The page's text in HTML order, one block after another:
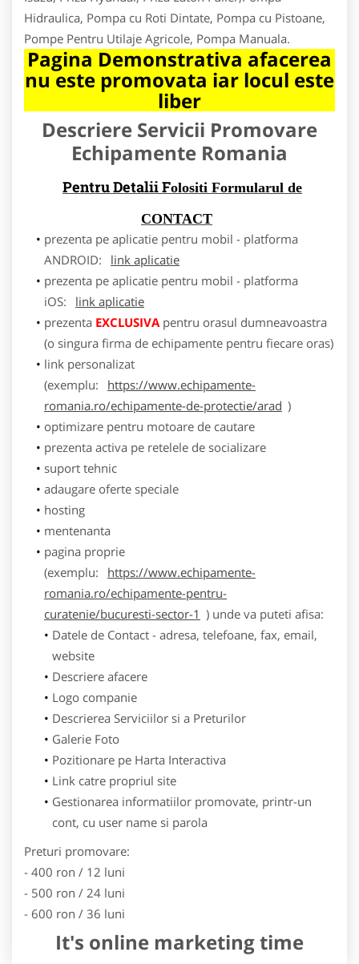
Hidraulica, Pompa cu Roti Dintate, Pompa cu Pistoane,
Pompe Pentru Utilaje Agricole, Pompa Manuala.
Pagina Demonstrativa afacerea
nu este promovata iar locul este
liber
Descriere Servicii Promovare
Echipamente Romania
Pentru Detalii Folositi Formularul de
CONTACT
prezenta pe aplicatie pentru mobil - platforma
ANDROID:
link aplicatie
prezenta pe aplicatie pentru mobil - platforma
iOS:
link aplicatie
prezenta EXCLUSIVApentru orasul dumneavoastra
(o singura firma de echipamente pentru fiecare oras)
link personalizat
(exemplu:
https://www.echipamente-
romania.ro/echipamente-de-protectie/arad )
optimizare pentru motoare de cautare
prezenta activa pe retelele de socializare
suport tehnic
adaugare oferte speciale
hosting
mentenanta
pagina proprie
(exemplu:
https://www.echipamente-
romania.ro/echipamente-pentru-
curatenie/bucuresti-sector-1 ) unde va puteti afisa:
Datele de Contact - adresa, telefoane, fax, email,
website
Descriere afacere
Logo companie
Descrierea Serviciilor si a Preturilor
Galerie Foto
Pozitionare pe Harta Interactiva
Link catre propriul site
Gestionarea informatiilor promovate, printr-un
cont, cu user name si parola
Preturi promovare:
- 400 ron / 12 luni
- 500 ron / 24 luni
- 600 ron / 36 luni
It's online marketing time